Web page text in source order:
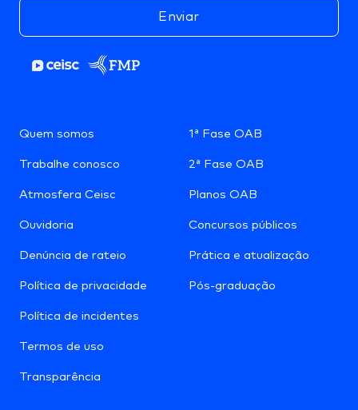
Quem somos
Trabalhe conosco
Atmosfera Ceisc
Ouvidoria
Denúncia de rateio
Política de privacidade
Política de incidentes
Termos de uso
Transparência
1ª Fase OAB
2ª Fase OAB
Planos OAB
Concursos públicos
Prática e atualização
Pós-graduação
Enviar